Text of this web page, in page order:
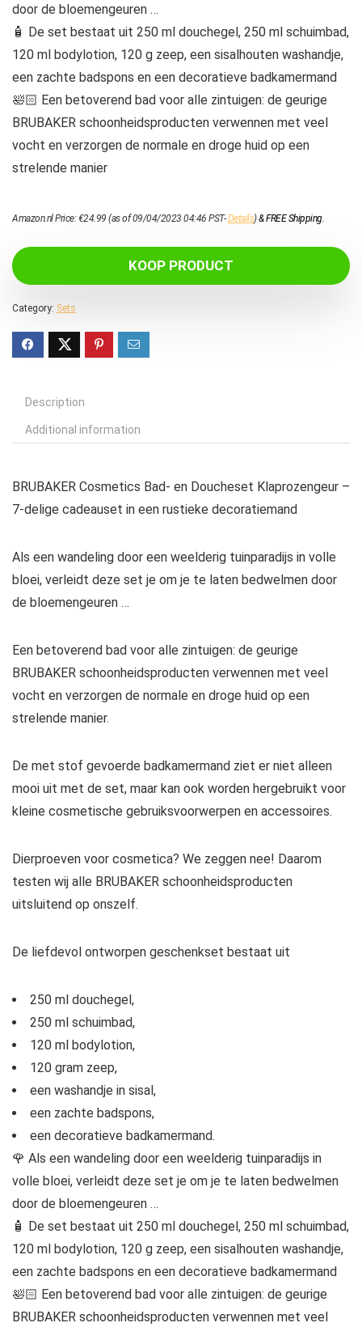
door de bloemengeuren …
🧴 De set bestaat uit 250 ml douchegel, 250 ml schuimbad,
120 ml bodylotion, 120 g zeep, een sisalhouten washandje,
een zachte badspons en een decoratieve badkamermand
🛀🏻 Een betoverend bad voor alle zintuigen: de geurige
BRUBAKER schoonheidsproducten verwennen met veel
vocht en verzorgen de normale en droge huid op een
strelende manier
Amazon.nl Price:€24.99 (as of 09/04/2023 04:46 PST-Details)&FREE Shipping.
KOOP PRODUCT
Category: Sets
Description
Additional information
BRUBAKER Cosmetics Bad- en Doucheset Klaprozengeur –
7-delige cadeauset in een rustieke decoratiemand
Als een wandeling door een weelderig tuinparadijs in volle
bloei, verleidt deze set je om je te laten bedwelmen door
de bloemengeuren …
Een betoverend bad voor alle zintuigen: de geurige
BRUBAKER schoonheidsproducten verwennen met veel
vocht en verzorgen de normale en droge huid op een
strelende manier.
De met stof gevoerde badkamermand ziet er niet alleen
mooi uit met de set, maar kan ook worden hergebruikt voor
kleine cosmetische gebruiksvoorwerpen en accessoires.
Dierproeven voor cosmetica? We zeggen nee! Daarom
testen wij alle BRUBAKER schoonheidsproducten
uitsluitend op onszelf.
De liefdevol ontworpen geschenkset bestaat uit
250 ml douchegel,
250 ml schuimbad,
120 ml bodylotion,
120 gram zeep,
een washandje in sisal,
een zachte badspons,
een decoratieve badkamermand.
🌹 Als een wandeling door een weelderig tuinparadijs in
volle bloei, verleidt deze set je om je te laten bedwelmen
door de bloemengeuren …
🧴 De set bestaat uit 250 ml douchegel, 250 ml schuimbad,
120 ml bodylotion, 120 g zeep, een sisalhouten washandje,
een zachte badspons en een decoratieve badkamermand
🛀🏻 Een betoverend bad voor alle zintuigen: de geurige
BRUBAKER schoonheidsproducten verwennen met veel